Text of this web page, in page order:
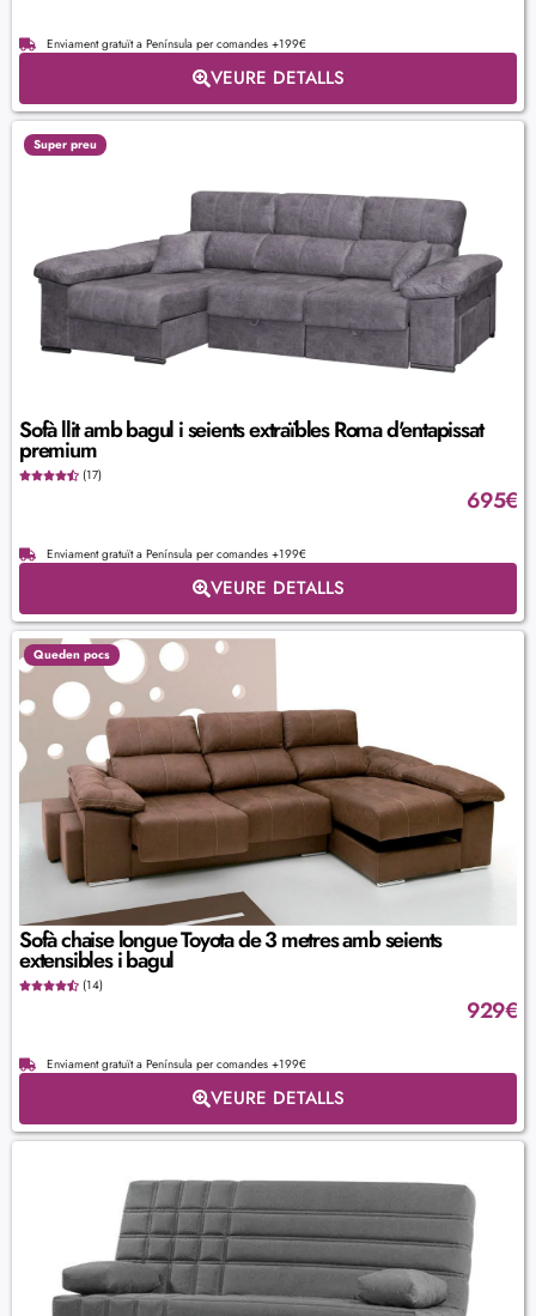
Enviament gratuït a Península per comandes +199€
VEURE DETALLS
Super preu
Sofà llit amb bagul i seients extraïbles Roma d'entapissat
premium
(17)
695€
Enviament gratuït a Península per comandes +199€
VEURE DETALLS
Queden pocs
Sofà chaise longue Toyota de 3 metres amb seients
extensibles i bagul
(14)
929€
Enviament gratuït a Península per comandes +199€
VEURE DETALLS